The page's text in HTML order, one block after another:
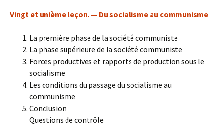
Vingt et unième leçon. — Du socialisme au communisme
La première phase de la société communiste
La phase supérieure de la société communiste
Forces productives et rapports de production sous le
socialisme
Les conditions du passage du socialisme au
communisme
Conclusion
Questions de contrôle